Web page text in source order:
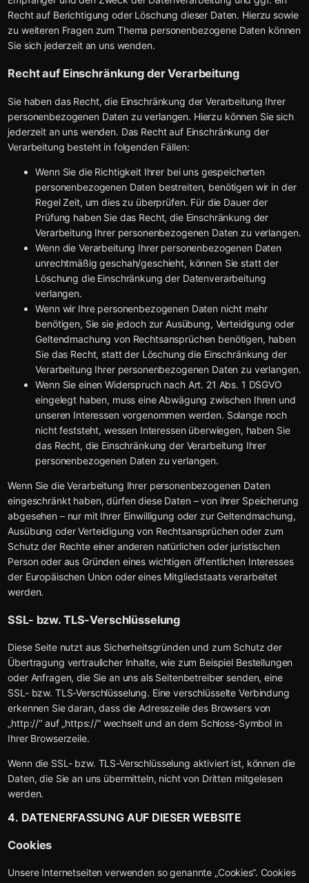
Recht auf Berichtigung oder Löschung dieser Daten. Hierzu sowie
zu weiteren Fragen zum Thema personenbezogene Daten können
Sie sich jederzeit an uns wenden.
Recht auf Einschränkung der Verarbeitung
Sie haben das Recht, die Einschränkung der Verarbeitung Ihrer
personenbezogenen Daten zu verlangen. Hierzu können Sie sich
jederzeit an uns wenden. Das Recht auf Einschränkung der
Verarbeitung besteht in folgenden Fällen:
Wenn Sie die Richtigkeit Ihrer bei uns gespeicherten
personenbezogenen Daten bestreiten, benötigen wir in der
Regel Zeit, um dies zu überprüfen. Für die Dauer der
Prüfung haben Sie das Recht, die Einschränkung der
Verarbeitung Ihrer personenbezogenen Daten zu verlangen.
Wenn die Verarbeitung Ihrer personenbezogenen Daten
unrechtmäßig geschah/geschieht, können Sie statt der
Löschung die Einschränkung der Datenverarbeitung
verlangen.
Wenn wir Ihre personenbezogenen Daten nicht mehr
benötigen, Sie sie jedoch zur Ausübung, Verteidigung oder
Geltendmachung von Rechtsansprüchen benötigen, haben
Sie das Recht, statt der Löschung die Einschränkung der
Verarbeitung Ihrer personenbezogenen Daten zu verlangen.
Wenn Sie einen Widerspruch nach Art. 21 Abs. 1 DSGVO
eingelegt haben, muss eine Abwägung zwischen Ihren und
unseren Interessen vorgenommen werden. Solange noch
nicht feststeht, wessen Interessen überwiegen, haben Sie
das Recht, die Einschränkung der Verarbeitung Ihrer
personenbezogenen Daten zu verlangen.
Wenn Sie die Verarbeitung Ihrer personenbezogenen Daten
eingeschränkt haben, dürfen diese Daten – von ihrer Speicherung
abgesehen – nur mit Ihrer Einwilligung oder zur Geltendmachung,
Ausübung oder Verteidigung von Rechtsansprüchen oder zum
Schutz der Rechte einer anderen natürlichen oder juristischen
Person oder aus Gründen eines wichtigen öffentlichen Interesses
der Europäischen Union oder eines Mitgliedstaats verarbeitet
werden.
SSL- bzw. TLS-Verschlüsselung
Diese Seite nutzt aus Sicherheitsgründen und zum Schutz der
Übertragung vertraulicher Inhalte, wie zum Beispiel Bestellungen
oder Anfragen, die Sie an uns als Seitenbetreiber senden, eine
SSL- bzw. TLS-Verschlüsselung. Eine verschlüsselte Verbindung
erkennen Sie daran, dass die Adresszeile des Browsers von
„http://“ auf „https://“ wechselt und an dem Schloss-Symbol in
Ihrer Browserzeile.
Wenn die SSL- bzw. TLS-Verschlüsselung aktiviert ist, können die
Daten, die Sie an uns übermitteln, nicht von Dritten mitgelesen
werden.
4. DATENERFASSUNG AUF DIESER WEBSITE
Cookies
Unsere Internetseiten verwenden so genannte „Cookies“. Cookies